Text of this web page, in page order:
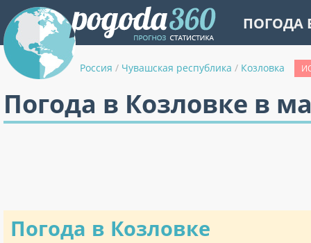
ПОГОДА
Россия / Чувашская республика / Козловка
Погода в Козловке в
Погода в Козловке